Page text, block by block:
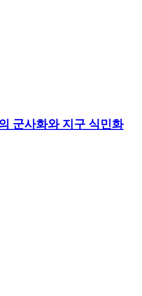
군사화와 지구 식민화